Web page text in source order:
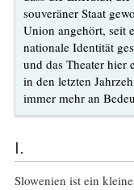
souveräner Staat
Union angehört, seit
nationale Identität
und das Theater hier
in den letzten
immer mehr an
I.
Slowenien ist ein